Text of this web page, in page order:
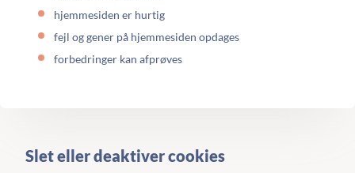
hjemmesiden er hurtig
fejl og gener på hjemmesiden opdages
forbedringer kan afprøves
Slet eller deaktiver cookies